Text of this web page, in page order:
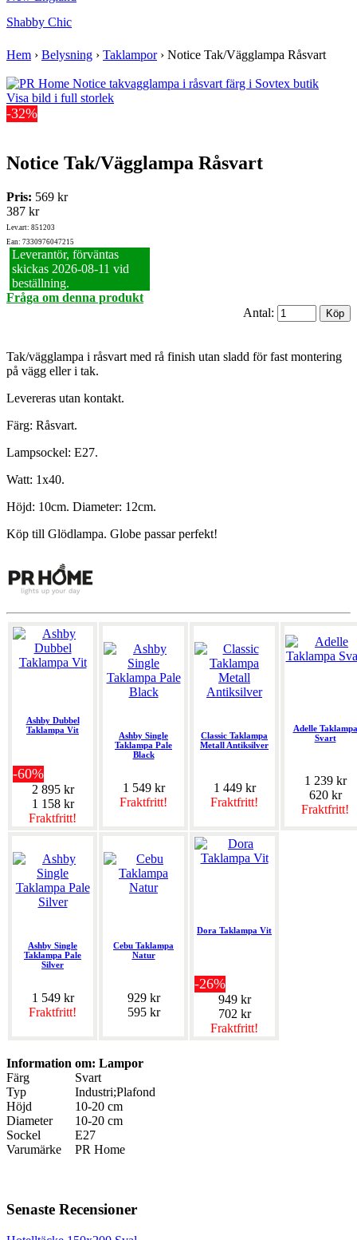
Shabby Chic
Hem › Belysning › Taklampor› Notice Tak/Vägglampa Råsvart
Visa bild i full storlek
-32%
Notice Tak/Vägglampa Råsvart
Pris: 569 kr
387 kr
Lev.art: 851203
Ean: 7330976047215
Leverantör, förväntas
skickas 2026‑08‑11 vid
beställning.
Fråga om denna produkt
Antal:
Tak/vägglampa i råsvart med rå finish utan sladd för fast montering
på vägg eller i tak.
Levereras utan kontakt.
Färg: Råsvart.
Lampsockel: E27.
Watt: 1x40.
Höjd: 10cm. Diameter: 12cm.
Köp till Glödlampa. Globe passar perfekt!
Ashby Dubbel
Taklampa Vit
-60%
2 895 kr
1 158 kr
Fraktfritt!
Ashby Single
Taklampa Pale
Black
1 549 kr
Fraktfritt!
Classic Taklampa
Metall Antiksilver
1 449 kr
Fraktfritt!
Adelle Taklampa
Svart
1 239 kr
620 kr
Fraktfritt!
Ashby Single
Taklampa Pale
Silver
1 549 kr
Fraktfritt!
Cebu Taklampa
Natur
929 kr
595 kr
Dora Taklampa Vit
-26%
949 kr
702 kr
Fraktfritt!
Information om: Lampor
Färg
Svart
Typ
Industri;Plafond
Höjd
10-20 cm
Diameter
10-20 cm
Sockel
E27
Varumärke
PR Home
Senaste Recensioner